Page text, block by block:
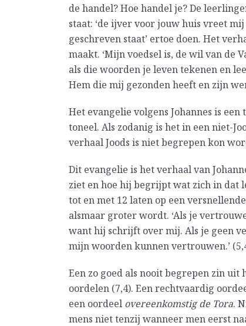
de handel? Hoe handel je? De
staat: ‘de ijver voor jouw huis vreet mij
geschreven staat’ ertoe doen. Het
maakt. ‘Mijn voedsel is, de wil van de
als die woorden je leven tekenen en
Hem die mij gezonden heeft en zijn
Het evangelie volgens Johannes is een
toneel. Als zodanig is het in een niet-
verhaal Joods is niet begrepen kon
Dit evangelie is het verhaal van
ziet en hoe hij begrijpt wat zich in dat
tot en met 12 laten op een
alsmaar groter wordt. ‘Als je
want hij schrijft over mij. Als je geen
mijn woorden kunnen vertrouwen.’
Een zo goed als nooit begrepen zin
oordelen (7,4). Een rechtvaardig
een oordeel overeenkomstig de Tora.
mens niet tenzij wanneer men eerst